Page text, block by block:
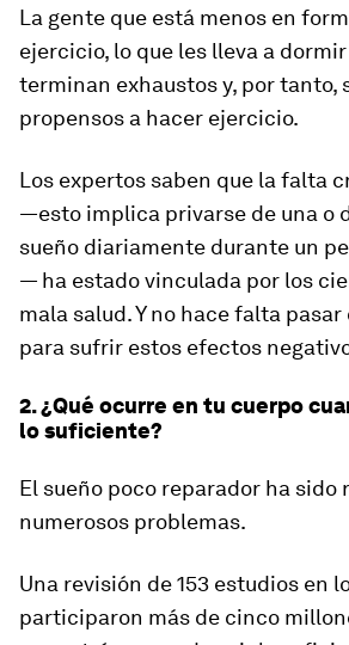
L a gente que está menos en
ejercicio, lo que les lleva a
terminan exhaustos y, por tanto,
propensos a hacer ejercicio.
Los expertos saben que la falta
—esto implica privarse de una o
sueño diariamente durante un
— ha estado vinculada por los
mala salud. Y no hace falta
para sufrir estos efectos
2. ¿Qué ocurre en tu cuerpo
lo suficiente?
El sueño poco reparador ha sido
numerosos problemas.
Una revisión de 153 estudios en
participaron más de cinco